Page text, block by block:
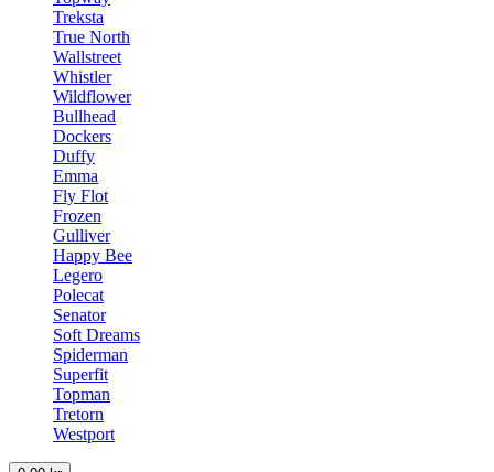
Treksta
True North
Wallstreet
Whistler
Wildflower
Bullhead
Dockers
Duffy
Emma
Fly Flot
Frozen
Gulliver
Happy Bee
Legero
Polecat
Senator
Soft Dreams
Spiderman
Superfit
Topman
Tretorn
Westport